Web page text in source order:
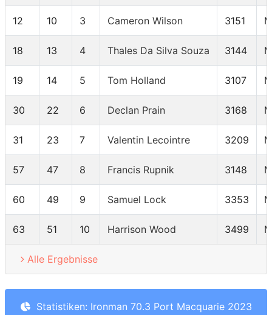
12 10 3 Cameron Wilson 3151
18 13 4 Thales Da Silva Souza 3144
19 14 5 Tom Holland 3107
30 22 6 Declan Prain 3168
31 23 7 Valentin Lecointre 3209
57 47 8 Francis Rupnik 3148
60 49 9 Samuel Lock 3353
63 51 10 Harrison Wood 3499
Alle Ergebnisse
Statistiken: Ironman 70.3 Port Macquarie 2023